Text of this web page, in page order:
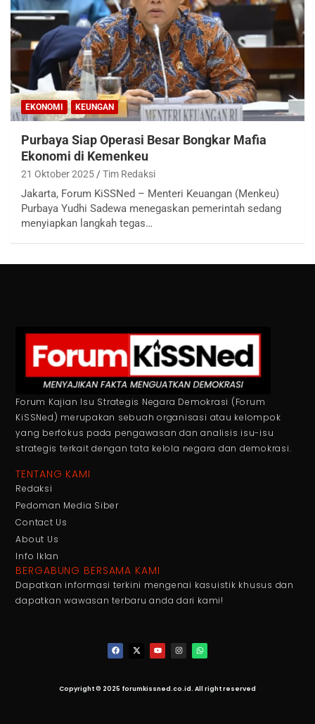
EKONOMI KEUNGAN
Purbaya Siap Operasi Besar Bongkar Mafia
Ekonomi di Kemenkeu
21 Oktober 2025 Tim Redaksi
Jakarta, Forum KiSSNed – Menteri Keuangan (Menkeu)
Purbaya Yudhi Sadewa menegaskan pemerintah sedang
menyiapkan langkah tegas…
Forum Kajian Isu Strategis Negara Demokrasi (Forum
KiSSNed) merupakan sebuah organisasi atau kelompok
yang berfokus pada pengawasan dan analisis isu-isu
strategis terkait dengan tata kelola negara dan demokrasi.
TENTANG KAMI
Redaksi
Pedoman Media Siber
Contact Us
About Us
Info Iklan
BERGABUNG BERSAMA KAMI
Dapatkan informasi terkini mengenai kasuistik khusus dan
dapatkan wawasan terbaru anda dari kami!
Copyright © 2025 forumkissned.co.id. All right reserved